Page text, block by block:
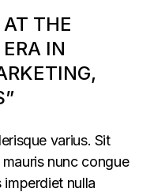
THE
IN
varius. Sit
nunc congue
nulla